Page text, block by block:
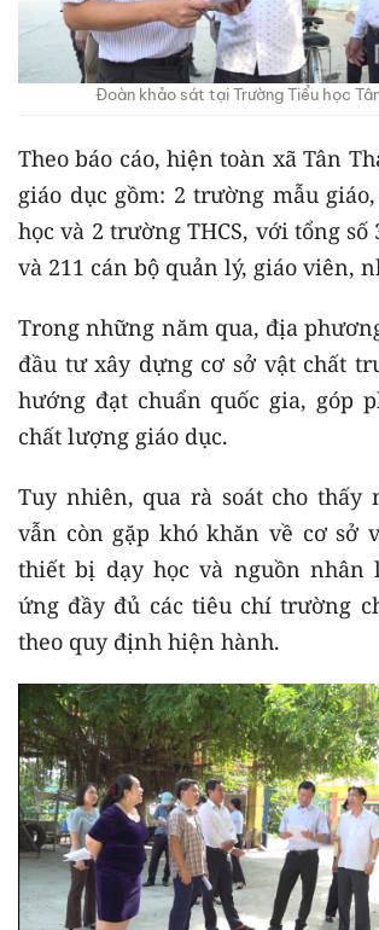
Đoàn khảo sát tại Trường Tiểu học
Theo báo cáo, hiện toàn xã Tân
giáo dục gồm: 2 trường mẫu
học và 2 trường THCS, với tổng số
và 211 cán bộ quản lý, giáo viên,
Trong những năm qua, địa
đầu tư xây dựng cơ sở vật chất
hướng đạt chuẩn quốc gia, góp
chất lượng giáo dục.
Tuy nhiên, qua rà soát cho thấy
vẫn còn gặp khó khăn về cơ sở
thiết bị dạy học và nguồn nhân
ứng đầy đủ các tiêu chí trường
theo quy định hiện hành.